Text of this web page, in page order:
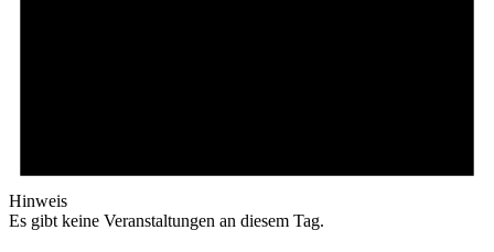
Hinweis
Es gibt keine Veranstaltungen an diesem Tag.